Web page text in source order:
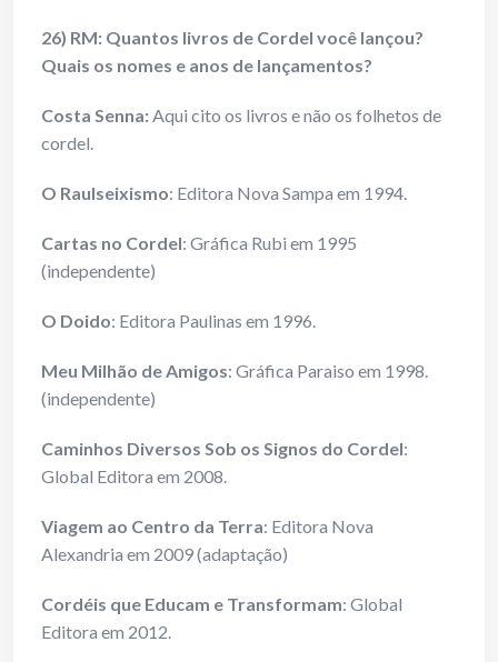
26) RM: Quantos livros de Cordel você lançou?
Quais os nomes e anos de lançamentos?
Costa Senna:Aqui cito os livros e não os folhetos de
cordel.
O Raulseixismo: Editora Nova Sampa em 1994.
Cartas no Cordel: Gráfica Rubi em 1995
(independente)
O Doido: Editora Paulinas em 1996.
Meu Milhão de Amigos: Gráfica Paraiso em 1998.
(independente)
Caminhos Diversos Sob os Signos do Cordel:
Global Editora em 2008.
Viagem ao Centro da Terra: Editora Nova
Alexandria em 2009 (adaptação)
Cordéis que Educam e Transformam: Global
Editora em 2012.